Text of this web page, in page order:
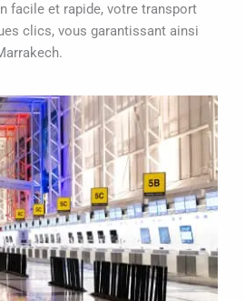
facile et rapide, votre transport
clics, vous garantissant ainsi